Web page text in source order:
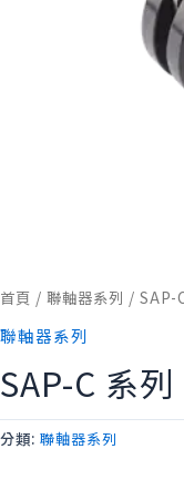
首頁 / 聯軸器系列 / SAP-
聯軸器系列
SAP-C 系列
分類: 聯軸器系列